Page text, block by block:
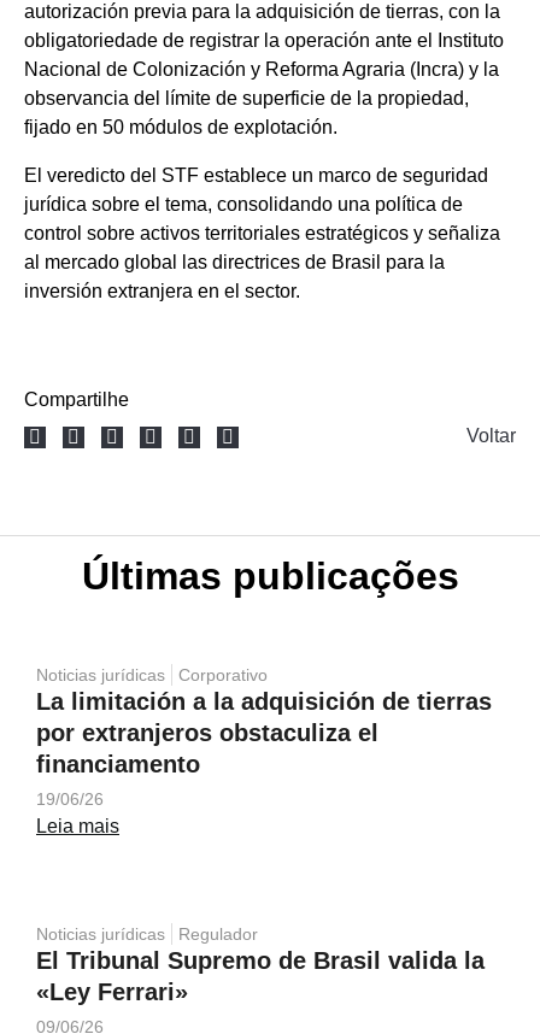
autorización previa para la adquisición de tierras, con la
obligatoriedade de registrar la operación ante el Instituto
Nacional de Colonización y Reforma Agraria (Incra) y la
observancia del límite de superficie de la propiedad,
fijado en 50 módulos de explotación.
El veredicto del STF establece un marco de seguridad
jurídica sobre el tema, consolidando una política de
control sobre activos territoriales estratégicos y señaliza
al mercado global las directrices de Brasil para la
inversión extranjera en el sector.
Compartilhe
Voltar
Últimas publicações
Noticias jurídicas Corporativo
La limitación a la adquisición de tierras
por extranjeros obstaculiza el
financiamento
19/06/26
Leia mais
Noticias jurídicas Regulador
El Tribunal Supremo de Brasil valida la
«Ley Ferrari»
09/06/26